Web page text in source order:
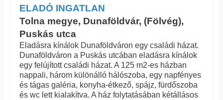
ELADÓ INGATLAN
Tolna megye, Dunaföldvár, (Fölvég),
Puskás utca
Eladásra kínálok Dunaföldváron egy családi házat.
Dunaföldváron a Puskás utcában eladásra kínálok
egy felújított családi házat. A 125 m2-es házban
nappali, három különálló hálószoba, egy napfényes
és tágas galéria, konyha-étkező, spájz, fürdőszoba
és wc lett kialakítva. A ház folytatásában kétállásos